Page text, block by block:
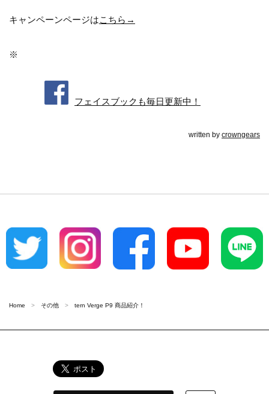
キャンペーンページはこちら→
※
フェイスブックも毎日更新中！
written by crowngears
Home その他 tern Verge P9 商品紹介！